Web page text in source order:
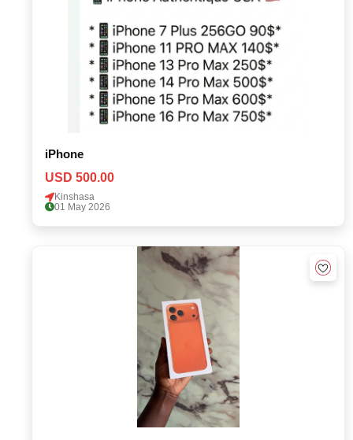
iPhone
USD 500.00
Kinshasa
01 May 2026